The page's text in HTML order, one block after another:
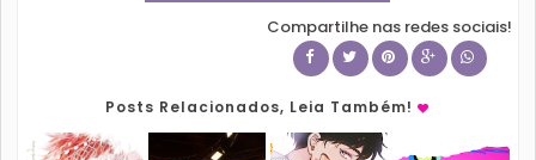
Compartilhe nas redes sociais!
Posts Relacionados, Leia Também!